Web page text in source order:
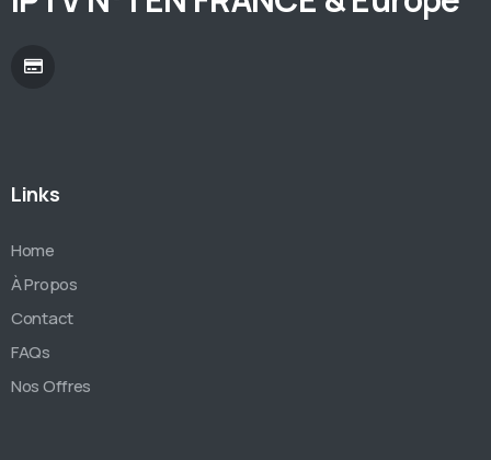
Links
Home
À Propos
Contact
FAQs
Nos Offres